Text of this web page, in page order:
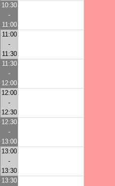
10:30
-
11:00
11:00
-
11:30
11:30
-
12:00
12:00
-
12:30
12:30
-
13:00
13:00
-
13:30
13:30